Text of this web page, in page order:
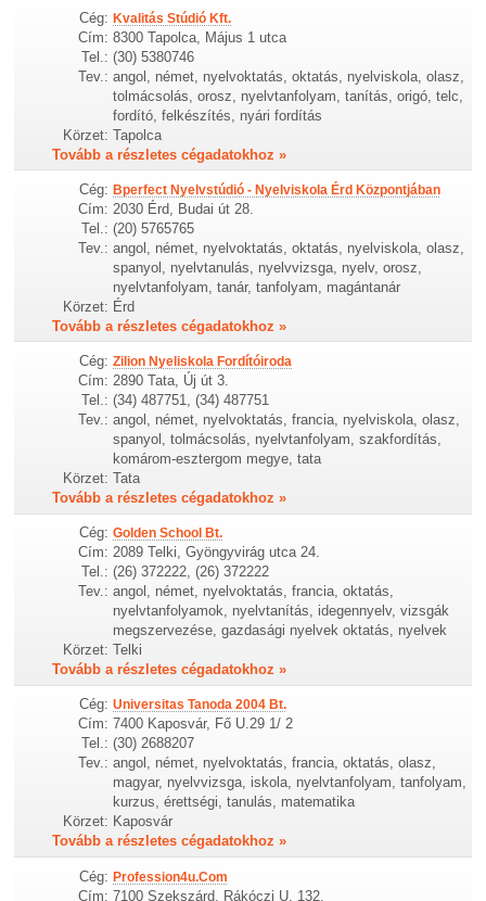
Cég: Kvalitás Stúdió Kft.
Cím: 8300 Tapolca, Május 1 utca
Tel.: (30) 5380746
Tev.: angol, német, nyelvoktatás, oktatás, nyelviskola, olasz,
tolmácsolás, orosz, nyelvtanfolyam, tanítás, origó, telc,
fordító, felkészítés, nyári fordítás
Körzet: Tapolca
Tovább a részletes cégadatokhoz »
Cég: Bperfect Nyelvstúdió - Nyelviskola Érd Központjában
Cím: 2030 Érd, Budai út 28.
Tel.: (20) 5765765
Tev.: angol, német, nyelvoktatás, oktatás, nyelviskola, olasz,
spanyol, nyelvtanulás, nyelvvizsga, nyelv, orosz,
nyelvtanfolyam, tanár, tanfolyam, magántanár
Körzet: Érd
Tovább a részletes cégadatokhoz »
Cég: Zilion Nyeliskola Fordítóiroda
Cím: 2890 Tata, Új út 3.
Tel.: (34) 487751, (34) 487751
Tev.: angol, német, nyelvoktatás, francia, nyelviskola, olasz,
spanyol, tolmácsolás, nyelvtanfolyam, szakfordítás,
komárom-esztergom megye, tata
Körzet: Tata
Tovább a részletes cégadatokhoz »
Cég: Golden School Bt.
Cím: 2089 Telki, Gyöngyvirág utca 24.
Tel.: (26) 372222, (26) 372222
Tev.: angol, német, nyelvoktatás, francia, oktatás,
nyelvtanfolyamok, nyelvtanítás, idegennyelv, vizsgák
megszervezése, gazdasági nyelvek oktatás, nyelvek
Körzet: Telki
Tovább a részletes cégadatokhoz »
Cég: Universitas Tanoda 2004 Bt.
Cím: 7400 Kaposvár, Fő U.29 1/ 2
Tel.: (30) 2688207
Tev.: angol, német, nyelvoktatás, francia, oktatás, olasz,
magyar, nyelvvizsga, iskola, nyelvtanfolyam, tanfolyam,
kurzus, érettségi, tanulás, matematika
Körzet: Kaposvár
Tovább a részletes cégadatokhoz »
Cég: Profession4u.Com
Cím: 7100 Szekszárd, Rákóczi U. 132.